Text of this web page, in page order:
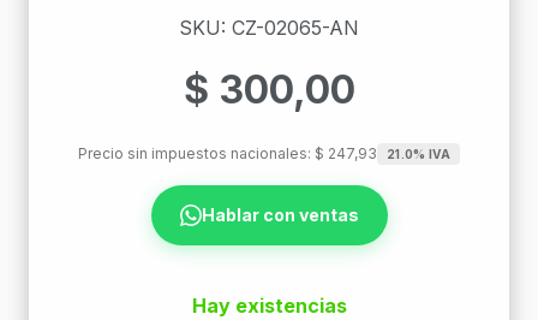
SKU: CZ-02065-AN
$ 300,00
Precio sin impuestos nacionales: $ 247,93 21.0% IVA
Hablar con ventas
Hay existencias